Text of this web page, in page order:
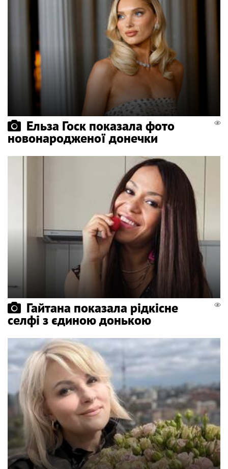
Ельза Госк показала фото
новонародженої донечки
Гайтана показала рідкісне
селфі з єдиною донькою